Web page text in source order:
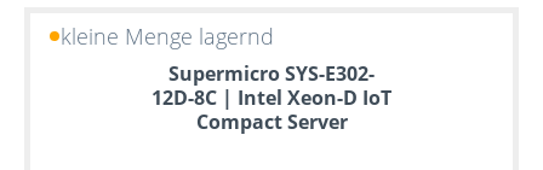
kleine Menge lagernd
Supermicro SYS-E302-
12D-8C | Intel Xeon-D IoT
Compact Server